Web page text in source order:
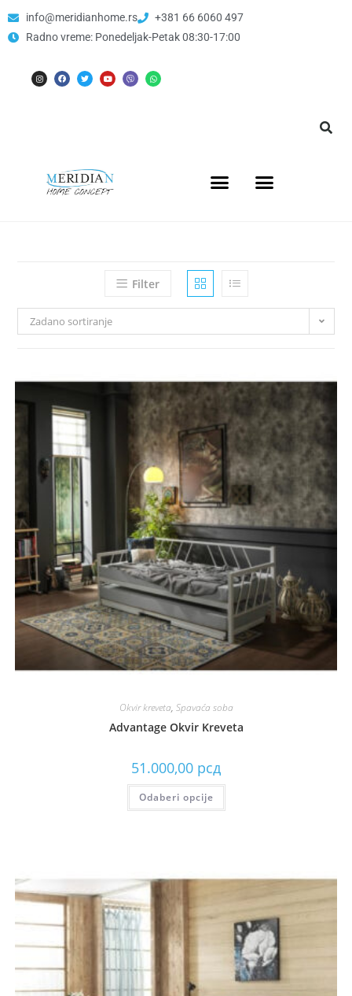
info@meridianhome.rs
+381 66 6060 497
Radno vreme: Ponedeljak-Petak 08:30-17:00
Filter
Zadano sortiranje
Okvir kreveta, Spavaća soba
Advantage Okvir Kreveta
51.000,00 рсд
Odaberi opcije